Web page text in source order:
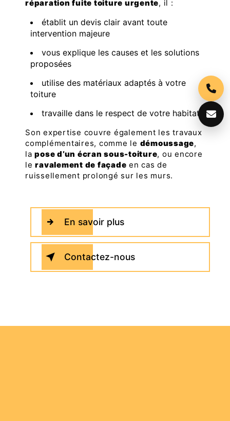
réparation fuite toiture urgente, il :
établit un devis clair avant toute
intervention majeure
vous explique les causes et les solutions
proposées
utilise des matériaux adaptés à votre
toiture
travaille dans le respect de votre habitat
Son expertise couvre également les travaux
complémentaires, comme le démoussage,
lapose d’un écran sous-toiture, ou encore
leravalement de façade en cas de
ruissellement prolongé sur les murs.
En savoir plus
Contactez-nous